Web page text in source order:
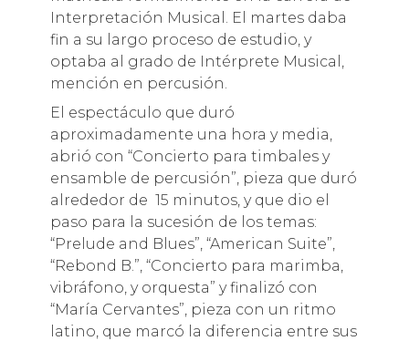
Interpretación Musical. El martes daba
fin a su largo proceso de estudio, y
optaba al grado de Intérprete Musical,
mención en percusión.
El espectáculo que duró
aproximadamente una hora y media,
abrió con “Concierto para timbales y
ensamble de percusión”, pieza que duró
alrededor de 15 minutos, y que dio el
paso para la sucesión de los temas:
“Prelude and Blues”, “American Suite”,
“Rebond B.”, “Concierto para marimba,
vibráfono, y orquesta” y finalizó con
“María Cervantes”, pieza con un ritmo
latino, que marcó la diferencia entre sus